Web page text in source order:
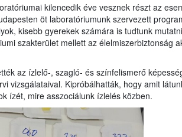
kilencedik éve vesznek részt az
öt laboratóriumunk szervezett
kisebb gyerekek számára is tudtunk
szakterület mellett az élelmiszerbiztonság
az ízlelő-, szagló- és színfelismerő
vizsgálataival. Kipróbálhatták, hogy amit
ízét, mire asszociálunk ízlelés közben.